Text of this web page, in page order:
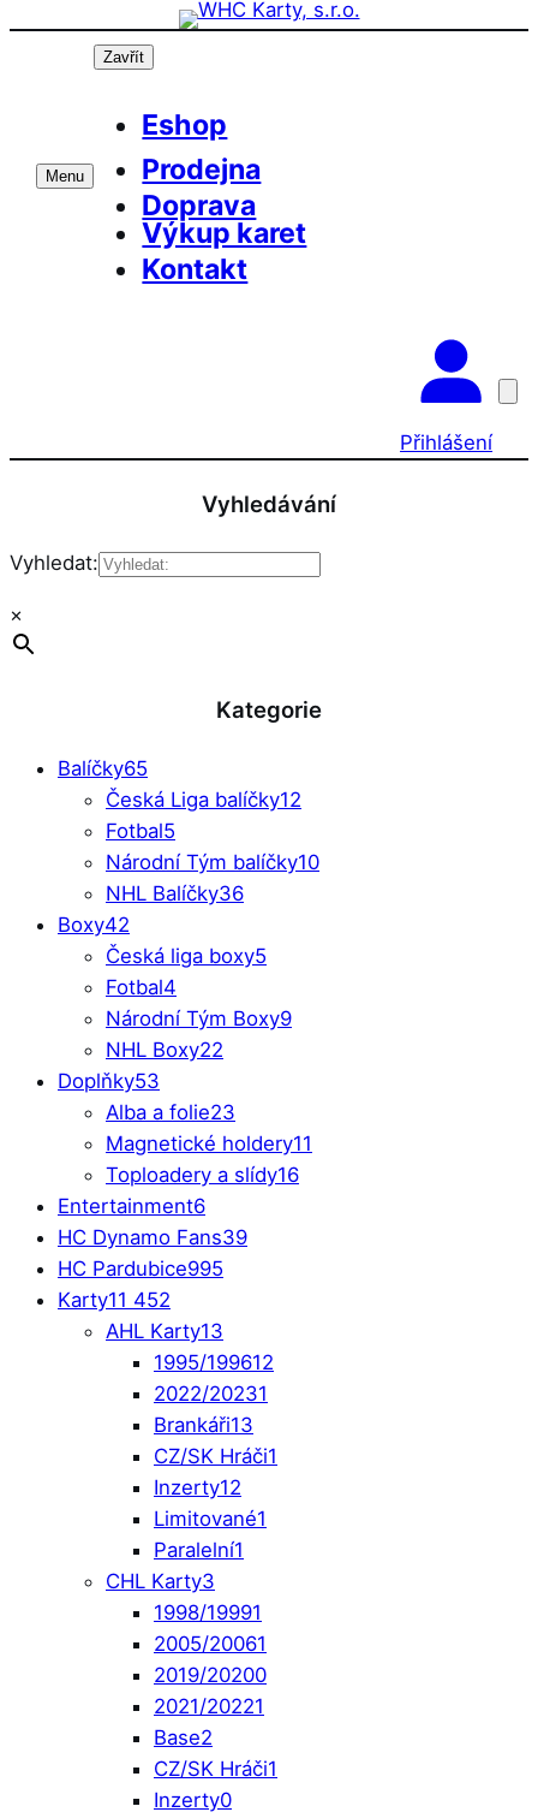
Přeskočit
Menu
Zavřít
Eshop
Prodejna
Doprava
Výkup karet
Kontakt
Přihlášení
Vyhledávání
Vyhledat:
×
Kategorie
Balíčky65
Česká Liga balíčky12
Fotbal5
Národní Tým balíčky10
NHL Balíčky36
Boxy42
Česká liga boxy5
Fotbal4
Národní Tým Boxy9
NHL Boxy22
Doplňky53
Alba a folie23
Magnetické holdery11
Toploadery a slídy16
Entertainment6
HC Dynamo Fans39
HC Pardubice995
Karty11 452
AHL Karty13
1995/199612
2022/20231
Brankáři13
CZ/SK Hráči1
Inzerty12
Limitované1
Paralelní1
CHL Karty3
1998/19991
2005/20061
2019/20200
2021/20221
Base2
CZ/SK Hráči1
Inzerty0